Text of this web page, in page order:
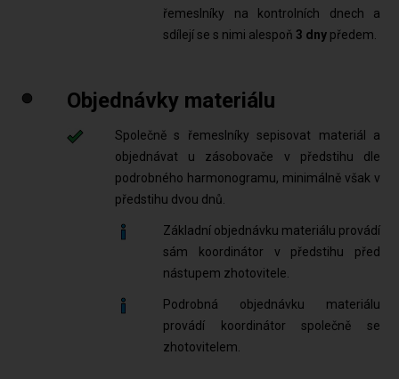
řemeslníky na kontrolních dnech a
sdílejí se s nimi alespoň 3 dny předem.
Objednávky materiálu
Společně s řemeslníky sepisovat materiál a
objednávat u zásobovače v předstihu dle
podrobného harmonogramu, minimálně však v
předstihu dvou dnů.
Základní objednávku materiálu provádí
sám koordinátor v předstihu před
nástupem zhotovitele.
Podrobná objednávku materiálu
provádí koordinátor společně se
zhotovitelem.